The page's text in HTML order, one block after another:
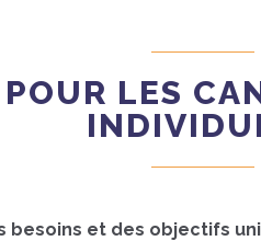
POUR LES
besoins et des objectifs